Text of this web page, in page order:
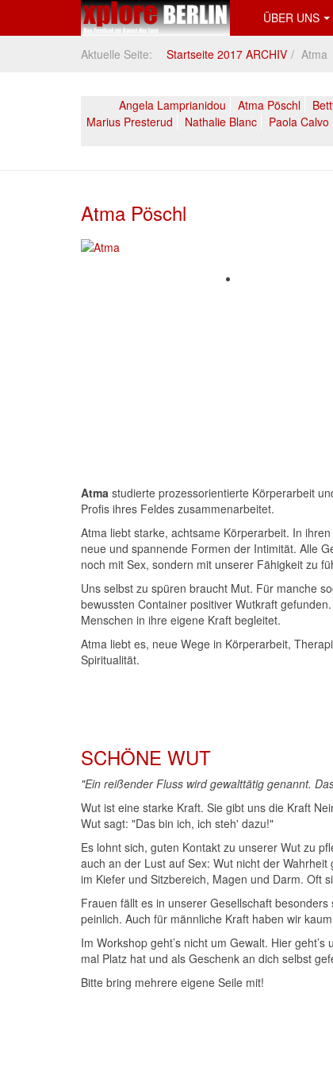
ÜBER UNS
Aktuelle Seite: Startseite 2017 ARCHIV Atma
Angela Lamprianidou Atma Pöschl
Marius Presterud
Nathalie Blanc Paola Calvo
Atma Pöschl
Atma studierte prozessorientierte Körperarbeit
Profis ihres Feldes zusammenarbeitet.
Atma liebt starke, achtsame Körperarbeit. In
neue und spannende Formen der Intimität. Alle
noch mit Sex, sondern mit unserer Fähigkeit zu
Uns selbst zu spüren braucht Mut. Für manche
bewussten Container positiver Wutkraft
Menschen in ihre eigene Kraft begleitet.
Atma liebt es, neue Wege in Körperarbeit,
Spiritualität.
SCHÖNE WUT
"Ein reißender Fluss wird gewalttätig genannt.
Wut ist eine starke Kraft. Sie gibt uns die Kraft
Wut sagt: "Das bin ich, ich steh' dazu!"
Es lohnt sich, guten Kontakt zu unserer Wut zu
auch an der Lust auf Sex: Wut nicht der
im Kiefer und Sitzbereich, Magen und Darm. Oft
Frauen fällt es in unserer Gesellschaft
peinlich. Auch für männliche Kraft haben wir
Im Workshop geht’s nicht um Gewalt. Hier
mal Platz hat und als Geschenk an dich selbst
Bitte bring mehrere eigene Seile mit!